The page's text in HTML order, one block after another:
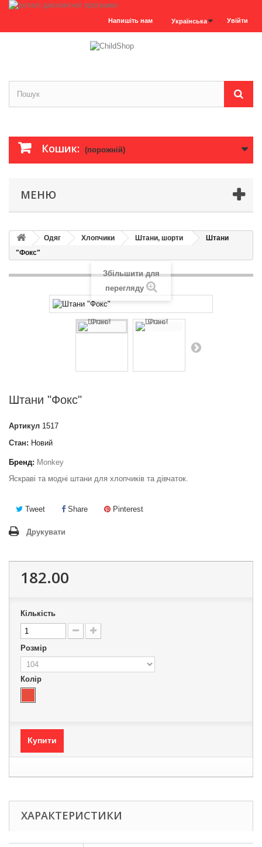
Увійти
Українська
Напишіть нам
Кошик: (порожній)
МЕНЮ
Одяг Хлопчики Штани, шорти
Штани
"Фокс"
Збільшити для
перегляду
Штани "Фокс"
Артикул 1517
Стан: Новий
Бренд: Monkey
Яскраві та модні штани для хлопчиків та дівчаток.
Tweet Share Pinterest
Друкувати
182.00
Кількість
Розмір
Колір
Купити
ХАРАКТЕРИСТИКИ